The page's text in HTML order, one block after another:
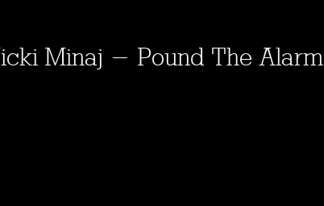
Nicki Minaj - Pound The Alarm